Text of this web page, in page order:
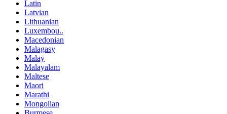
Latin
Latvian
Lithuanian
Luxembou..
Macedonian
Malagasy
Malay
Malayalam
Maltese
Maori
Marathi
Mongolian